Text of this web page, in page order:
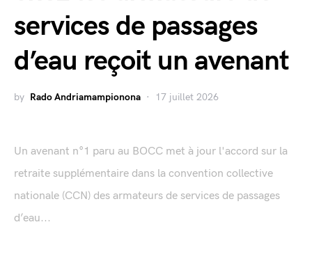
services de passages
d’eau reçoit un avenant
by Rado Andriamampionona 17 juillet 2026
Un avenant n°1 paru au BOCC met à jour l'accord sur la
retraite supplémentaire dans la convention collective
nationale (CCN) des armateurs de services de passages
d’eau...